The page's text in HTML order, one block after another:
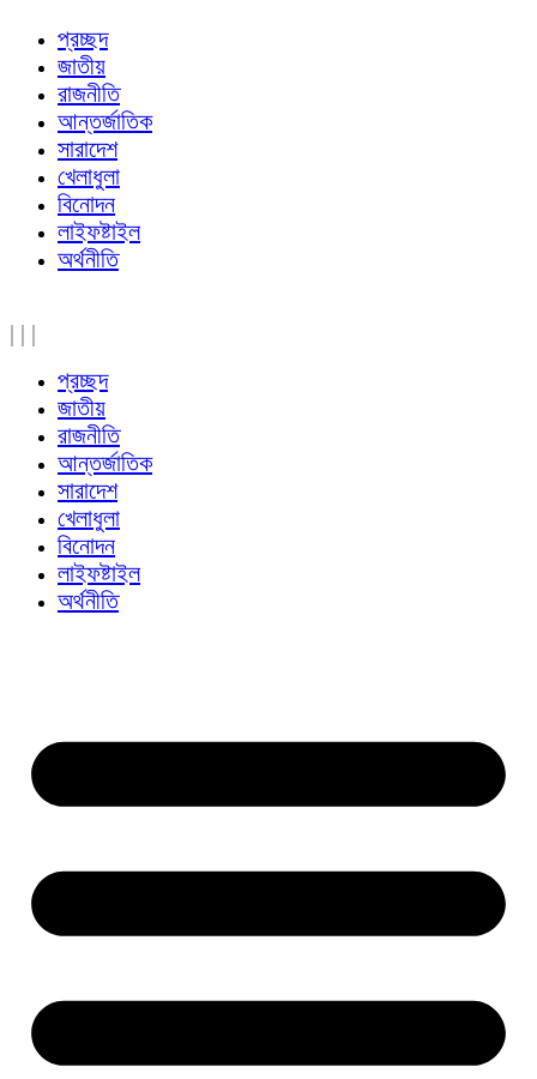
প্রচ্ছদ
জাতীয়
রাজনীতি
আন্তর্জাতিক
সারাদেশ
খেলাধুলা
বিনোদন
লাইফষ্টাইল
অর্থনীতি
| | |
প্রচ্ছদ
জাতীয়
রাজনীতি
আন্তর্জাতিক
সারাদেশ
খেলাধুলা
বিনোদন
লাইফষ্টাইল
অর্থনীতি